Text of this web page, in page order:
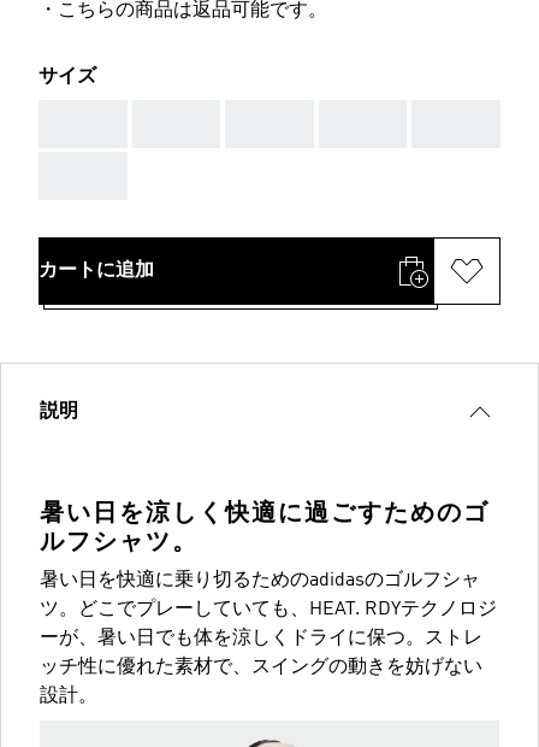
・こちらの商品は返品可能です。
サイズ
カートに追加
説明
暑い日を涼しく快適に過ごすためのゴ
ルフシャツ。
暑い日を快適に乗り切るためのadidasのゴルフシャ
ツ。どこでプレーしていても、HEAT. RDYテクノロジ
ーが、暑い日でも体を涼しくドライに保つ。ストレ
ッチ性に優れた素材で、スイングの動きを妨げない
設計。